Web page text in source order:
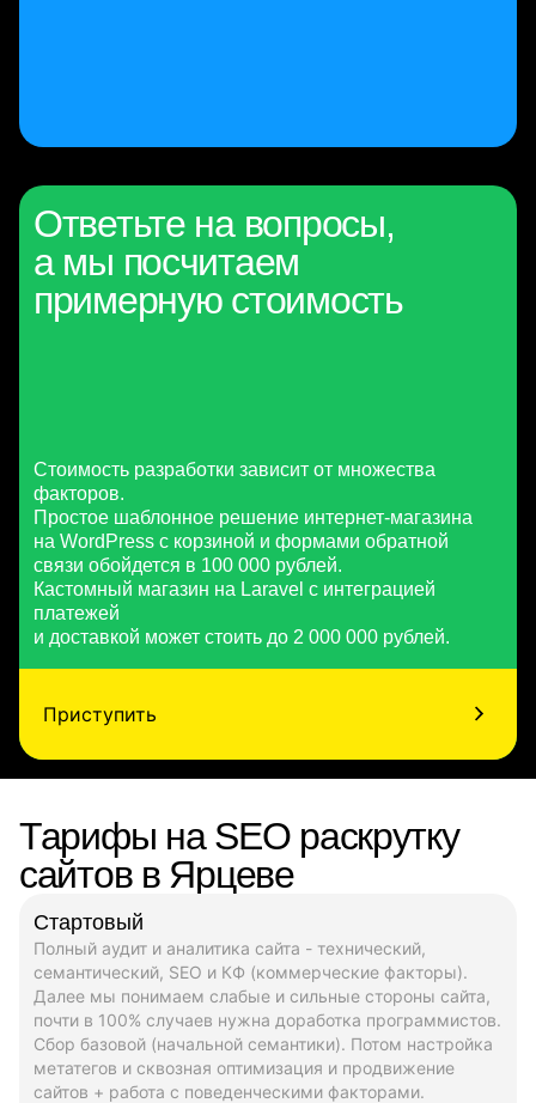
Ответьте на вопросы,
а мы посчитаем
примерную стоимость
Стоимость разработки зависит от множества
факторов.
Простое шаблонное решение интернет-магазина
на WordPress с корзиной и формами обратной
связи обойдется в 100 000 рублей.
Кастомный магазин на Laravel с интеграцией
платежей
и доставкой может стоить до 2 000 000 рублей.
Приступить
Тарифы на SEO раскрутку
сайтов в Ярцеве
Стартовый
Полный аудит и аналитика сайта - технический,
семантический, SEO и КФ (коммерческие факторы).
Далее мы понимаем слабые и сильные стороны сайта,
почти в 100% случаев нужна доработка программистов.
Сбор базовой (начальной семантики). Потом настройка
метатегов и сквозная оптимизация и продвижение
сайтов + работа с поведенческими факторами.